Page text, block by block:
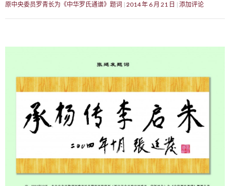
原中央委员罗青长为《中华罗氏通谱》题词 2014 年 6 月 21 日 添加评论